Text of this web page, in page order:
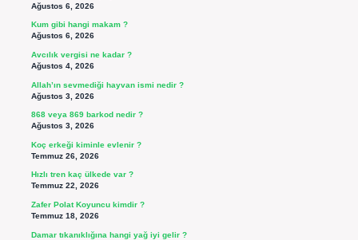
Ağustos 6, 2026
Kum gibi hangi makam ?
Ağustos 6, 2026
Avcılık vergisi ne kadar ?
Ağustos 4, 2026
Allah’ın sevmediği hayvan ismi nedir ?
Ağustos 3, 2026
868 veya 869 barkod nedir ?
Ağustos 3, 2026
Koç erkeği kiminle evlenir ?
Temmuz 26, 2026
Hızlı tren kaç ülkede var ?
Temmuz 22, 2026
Zafer Polat Koyuncu kimdir ?
Temmuz 18, 2026
Damar tıkanıklığına hangi yağ iyi gelir ?